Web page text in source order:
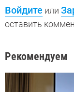
Войдите или
оставить
Рекомендуем